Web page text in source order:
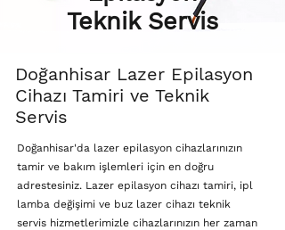
Teknik Servis
Doğanhisar Lazer Epilasyon
Cihazı Tamiri ve Teknik
Servis
Doğanhisar'da lazer epilasyon cihazlarınızın
tamir ve bakım işlemleri için en doğru
adrestesiniz. Lazer epilasyon cihazı tamiri, ipl
lamba değişimi ve buz lazer cihazı teknik
servis hizmetlerimizle cihazlarınızın her zaman